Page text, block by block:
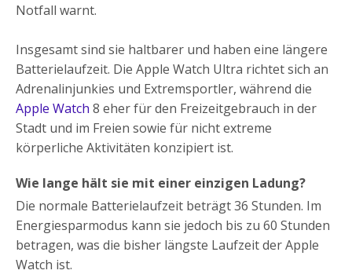
Notfall warnt.
Insgesamt sind sie haltbarer und haben eine längere
Batterielaufzeit. Die Apple Watch Ultra richtet sich an
Adrenalinjunkies und Extremsportler, während die
Apple Watch 8 eher für den Freizeitgebrauch in der
Stadt und im Freien sowie für nicht extreme
körperliche Aktivitäten konzipiert ist.
Wie lange hält sie mit einer einzigen Ladung?
Die normale Batterielaufzeit beträgt 36 Stunden. Im
Energiesparmodus kann sie jedoch bis zu 60 Stunden
betragen, was die bisher längste Laufzeit der Apple
Watch ist.